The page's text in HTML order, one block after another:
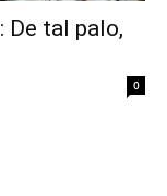
De tal palo,
0